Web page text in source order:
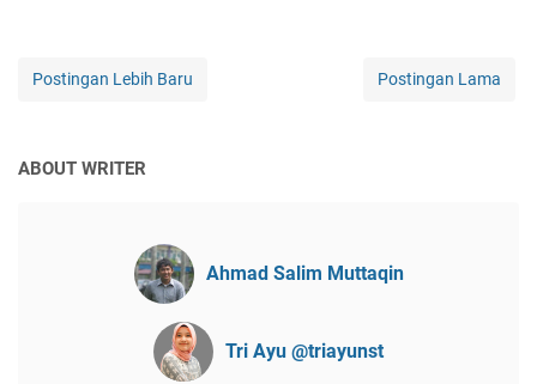
Postingan Lebih Baru Postingan Lama
ABOUT WRITER
Ahmad Salim Muttaqin
Tri Ayu @triayunst